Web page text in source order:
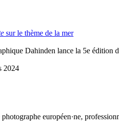
sur le thème de la mer
Dahinden lance la 5e édition
2024
européen·ne,